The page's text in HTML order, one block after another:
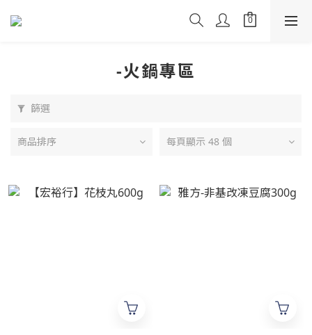
-火鍋專區
篩選
商品排序 每頁顯示 48 個